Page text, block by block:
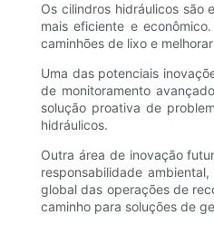
Os cilindros hidráulicos são
mais eficiente e
caminhões de lixo e
Uma das potenciais
de monitoramento
solução proativa de
hidráulicos.
Outra área de inovação
responsabilidade
global das operações de
caminho para soluções de